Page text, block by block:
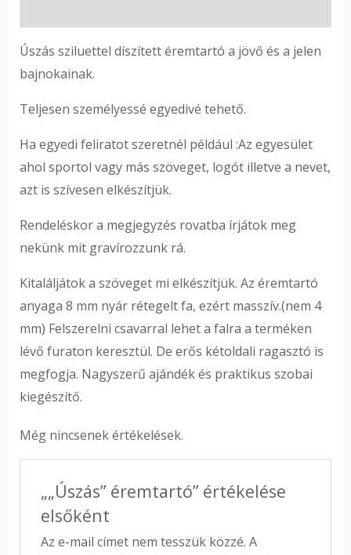
Úszás sziluettel díszített éremtartó a jövő és a jelen
bajnokainak.
Teljesen személyessé egyedivé tehető.
Ha egyedi feliratot szeretnél például :Az egyesület
ahol sportol vagy más szöveget, logót illetve a nevet,
azt is szívesen elkészítjük.
Rendeléskor a megjegyzés rovatba írjátok meg
nekünk mit gravírozzunk rá.
Kitaláljátok a szöveget mi elkészítjük. Az éremtartó
anyaga 8 mm nyár rétegelt fa, ezért masszív.(nem 4
mm) Felszerelni csavarral lehet a falra a terméken
lévő furaton keresztül. De erős kétoldali ragasztó is
megfogja. Nagyszerű ajándék és praktikus szobai
kiegészítő.
Még nincsenek értékelések.
„„Úszás” éremtartó” értékelése
elsőként
Az e-mail címet nem tesszük közzé. A